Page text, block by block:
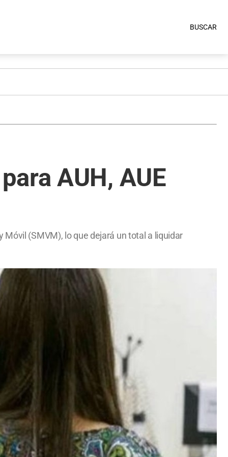
BUSCAR
AUH, AUE
(SMVM), lo que dejará un total a liquidar